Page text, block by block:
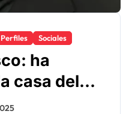
Perfiles Sociales
ha
casa del